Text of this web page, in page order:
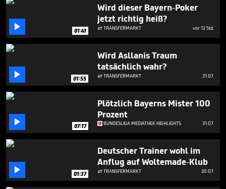
4
23
seconds
 01:41
Wird dieser Bayern-Poker
jetzt richtig heiß?
 TRANSFERMARKT vor 12 Std.
 01:55
Wird Asllanis Traum
tatsächlich wahr?
 TRANSFERMARKT 31.07.
 07:17
Plötzlich Bayerns Mister 100
Prozent
BUNDESLIGA MEDIATHEK HIGHLIGHTS 31.07.
 01:37
Deutscher Trainer wohl im
Anflug auf Woltemade-Klub
 TRANSFERMARKT 30.07.